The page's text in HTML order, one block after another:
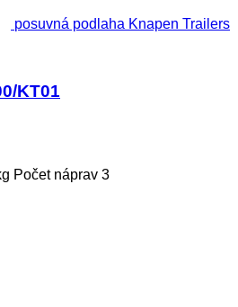
posuvná podlaha Knapen Trailers
KT01
Počet náprav 3